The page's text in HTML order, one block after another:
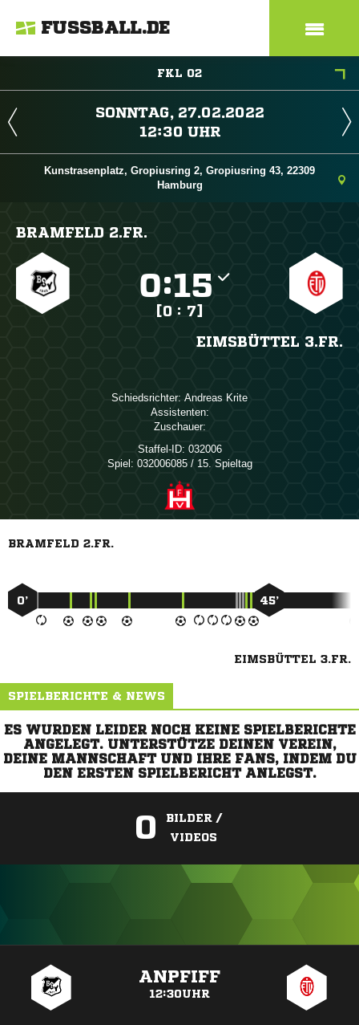
FUSSBALL.DE
FKL 02
 
 
Kunstrasenplatz, Gropiusring 2, Gropiusring 43, 22309
Hamburg
BRAMFELD 2.FR.
:
[0 : 7]
EIMSBÜTTEL 3.FR.
Schiedsrichter:  
Assistenten:
Zuschauer:
Staffel-ID: 032006
Spiel: 032006085 / 15. Spieltag
BRAMFELD 2.FR.
0’ 45’
EIMSBÜTTEL 3.FR.
SPIELBERICHTE & NEWS
ES WURDEN LEIDER NOCH KEINE SPIELBERICHTE
ANGELEGT. UNTERSTÜTZE DEINEN VEREIN,
DEINE MANNSCHAFT UND IHRE FANS, INDEM DU
DEN ERSTEN SPIELBERICHT ANLEGST.
0
BILDER /
VIDEOS
ANPFIFF
12:30UHR